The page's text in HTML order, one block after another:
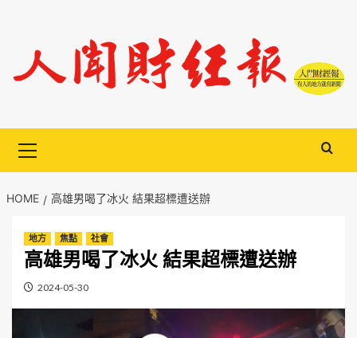
content
Menu
HOME 高雄男喝了冰火 結果超標遭送辦
地方 焦點 社會
高雄男喝了冰火 結果超標遭送辦
2024-05-30